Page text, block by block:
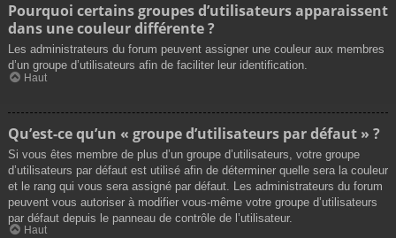
Pourquoi certains groupes d’utilisateurs apparaissent
dans une couleur différente ?
Les administrateurs du forum peuvent assigner une couleur aux membres
d’un groupe d’utilisateurs afin de faciliter leur identification.
Haut
Qu’est-ce qu’un « groupe d’utilisateurs par défaut » ?
Si vous êtes membre de plus d’un groupe d’utilisateurs, votre groupe
d’utilisateurs par défaut est utilisé afin de déterminer quelle sera la couleur
et le rang qui vous sera assigné par défaut. Les administrateurs du forum
peuvent vous autoriser à modifier vous-même votre groupe d’utilisateurs
par défaut depuis le panneau de contrôle de l’utilisateur.
Haut